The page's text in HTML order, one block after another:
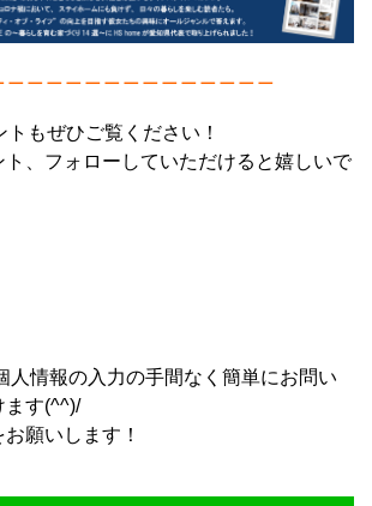
もぜひご覧ください！
ト、フォローしていただけると嬉しいで
人情報の入力の手間なく簡単にお問い
ます(^^)/
願いします！